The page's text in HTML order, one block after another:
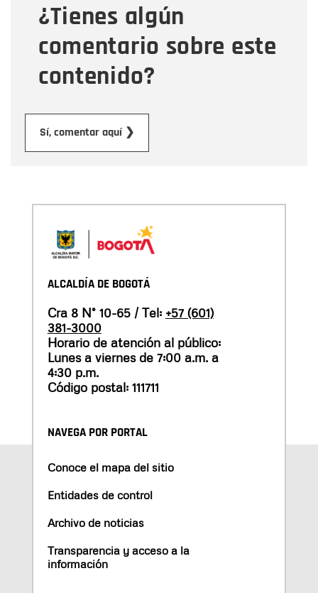
¿Tienes algún
comentario sobre este
contenido?
Sí, comentar aquí ❯
Mensaje
ALCALDÍA DE BOGOTÁ
Cra 8 N° 10-65 / Tel: +57 (601)
381-3000
Horario de atención al público:
Lunes a viernes de 7:00 a.m. a
4:30 p.m.
Código postal: 111711
NAVEGA POR PORTAL
Conoce el mapa del sitio
Entidades de control
Archivo de noticias
Transparencia y acceso a la
información